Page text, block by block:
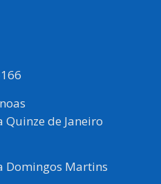
Quinze de Janeiro
Domingos Martins